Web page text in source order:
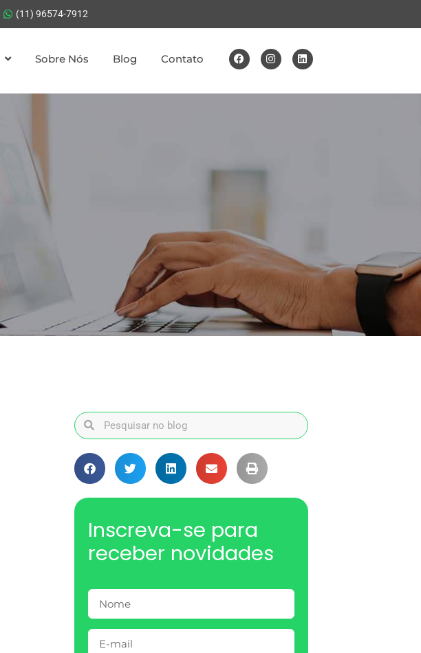
(11) 96574-7912
Sobre Nós Blog Contato
Inscreva-se para
receber novidades